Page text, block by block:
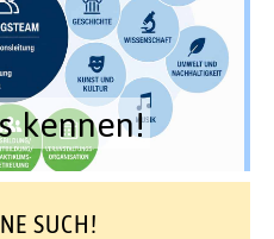
kennen!
SUCH!